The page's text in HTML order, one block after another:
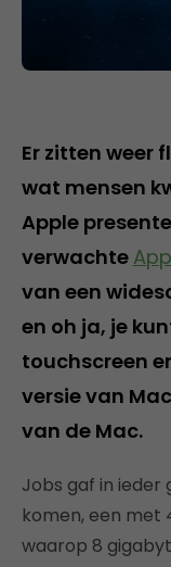
Er zitten weer
wat mensen
Apple
verwachte
van een
en oh ja, je
touchscreen
versie van
van de Mac.
Jobs gaf in ieder
komen, een met
waarop 8